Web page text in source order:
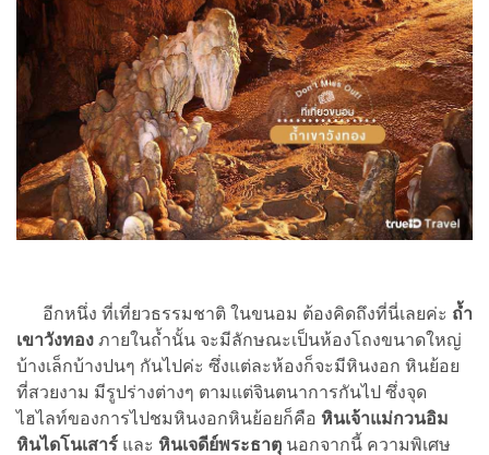
อีกหนึ่ง ที่เที่ยวธรรมชาติ ในขนอม ต้องคิดถึงที่นี่เลยค่ะ ถ้ำ
เขาวังทอง ภายในถ้ำนั้น จะมีลักษณะเป็นห้องโถงขนาดใหญ่
บ้างเล็กบ้างปนๆ กันไปค่ะ ซึ่งแต่ละห้องก็จะมีหินงอก หินย้อย
ที่สวยงาม มีรูปร่างต่างๆ ตามแต่จินตนาการกันไป ซึ่งจุด
ไฮไลท์ของการไปชมหินงอกหินย้อยก็คือ หินเจ้าแม่กวนอิม
หินไดโนเสาร์ และ หินเจดีย์พระธาตุ นอกจากนี้ ความพิเศษ